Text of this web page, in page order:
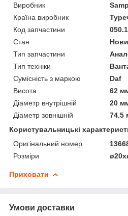
Виробник
Країна виробник
Код запчастини
Стан
Тип запчастини
Тип техніки
Сумісність з маркою
Daf
Висота
62
Діаметр внутрішній
20
Діаметр зовнішній
74.5
Користувальницькі
Оригінальний номер
Розміри
Приховати
Умови доставки